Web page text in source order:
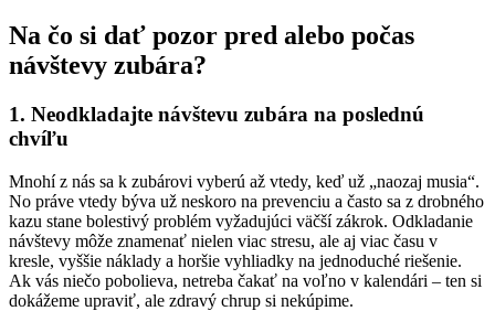
Na čo si dať pozor pred alebo počas
návštevy zubára?
1. Neodkladajte návštevu zubára na poslednú
chvíľu
Mnohí z nás sa k zubárovi vyberú až vtedy, keď už „naozaj musia“.
No práve vtedy býva už neskoro na prevenciu a často sa z drobného
kazu stane bolestivý problém vyžadujúci väčší zákrok. Odkladanie
návštevy môže znamenať nielen viac stresu, ale aj viac času v
kresle, vyššie náklady a horšie vyhliadky na jednoduché riešenie.
Ak vás niečo pobolieva, netreba čakať na voľno v kalendári – ten si
dokážeme upraviť, ale zdravý chrup si nekúpime.